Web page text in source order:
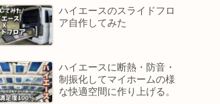
ハイエースのスライドフロ
ア自作してみた
ハイエースに断熱・防音・
制振化してマイホームの様
な快適空間に作り上げる。